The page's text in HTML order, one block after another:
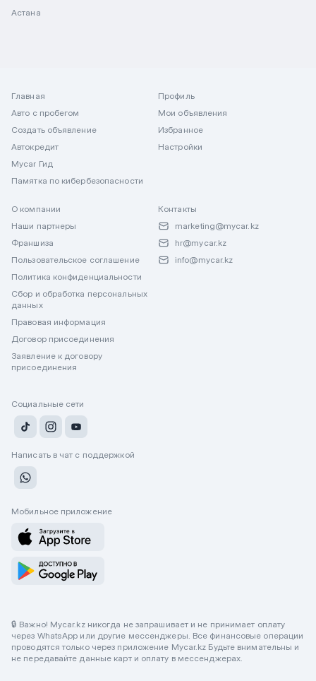
Астана
Главная
Авто с пробегом
Создать объявление
Автокредит
Mycar Гид
Памятка по кибербезопасности
Профиль
Мои объявления
Избранное
Настройки
О компании
Наши партнеры
Франшиза
Пользовательское соглашение
Политика конфиденциальности
Сбор и обработка персональных
данных
Правовая информация
Договор присоединения
Заявление к договору
присоединения
Контакты
marketing@mycar.kz
hr@mycar.kz
info@mycar.kz
Социальные сети
Написать в чат с поддержкой
Мобильное приложение
🔒 Важно! Mycar.kz никогда не запрашивает и не принимает оплату
через WhatsApp или другие мессенджеры. Все финансовые операции
проводятся только через приложение Mycar.kz Будьте внимательны и
не передавайте данные карт и оплату в мессенджерах.